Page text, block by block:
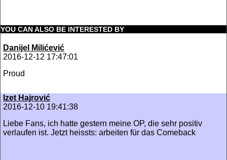
YOU CAN ALSO BE INTERESTED BY
Danijel Milićević
2016-12-12 17:47:01
Proud
Izet Hajrović
2016-12-10 19:41:38
Liebe Fans, ich hatte gestern meine OP, die sehr positiv
verlaufen ist. Jetzt heissts: arbeiten für das Comeback